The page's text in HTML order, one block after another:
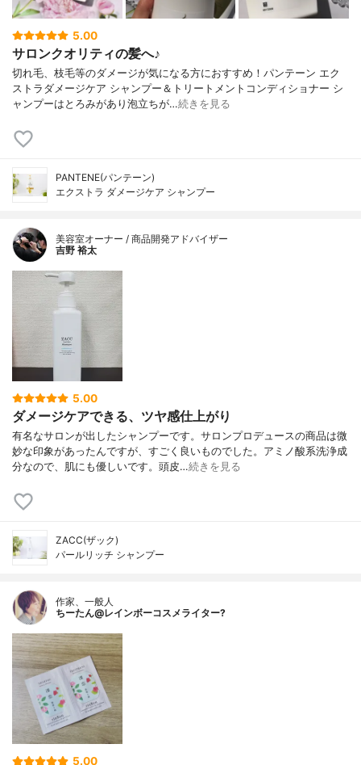
5.00
サロンクオリティの髪へ♪
切れ毛、枝毛等のダメージが気になる方におすすめ！パンテーン エク
ストラダメージケア シャンプー＆トリートメントコンディショナー シ
ャンプーはとろみがあり泡立ちが…続きを見る
PANTENE(パンテーン)
エクストラ ダメージケア シャンプー
美容室オーナー / 商品開発アドバイザー
吉野 裕太
5.00
ダメージケアできる、ツヤ感仕上がり
有名なサロンが出したシャンプーです。サロンプロデュースの商品は微
妙な印象があったんですが、すごく良いものでした。アミノ酸系洗浄成
分なので、肌にも優しいです。頭皮…続きを見る
ZACC(ザック)
パールリッチ シャンプー
作家、一般人
ちーたん@レインボーコスメライター?
5.00